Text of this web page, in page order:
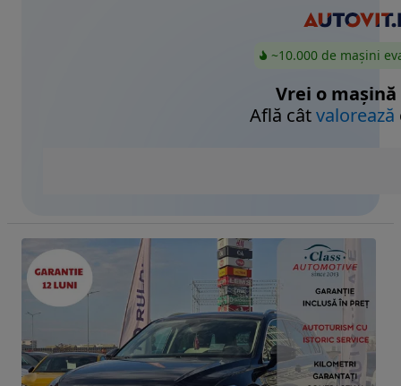
~10.000 de mașini
Vrei o mașină
Află câtvalorează